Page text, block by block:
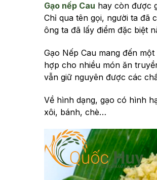
Gạo nếp Cau hay còn được
Chỉ qua tên gọi, người ta đã
ông ta đã lấy điểm đặc biệt
Gạo Nếp Cau mang đến
hợp cho nhiều món ăn
vẫn giữ nguyên được các
Về hình dạng, gạo có hình
xôi, bánh, chè…